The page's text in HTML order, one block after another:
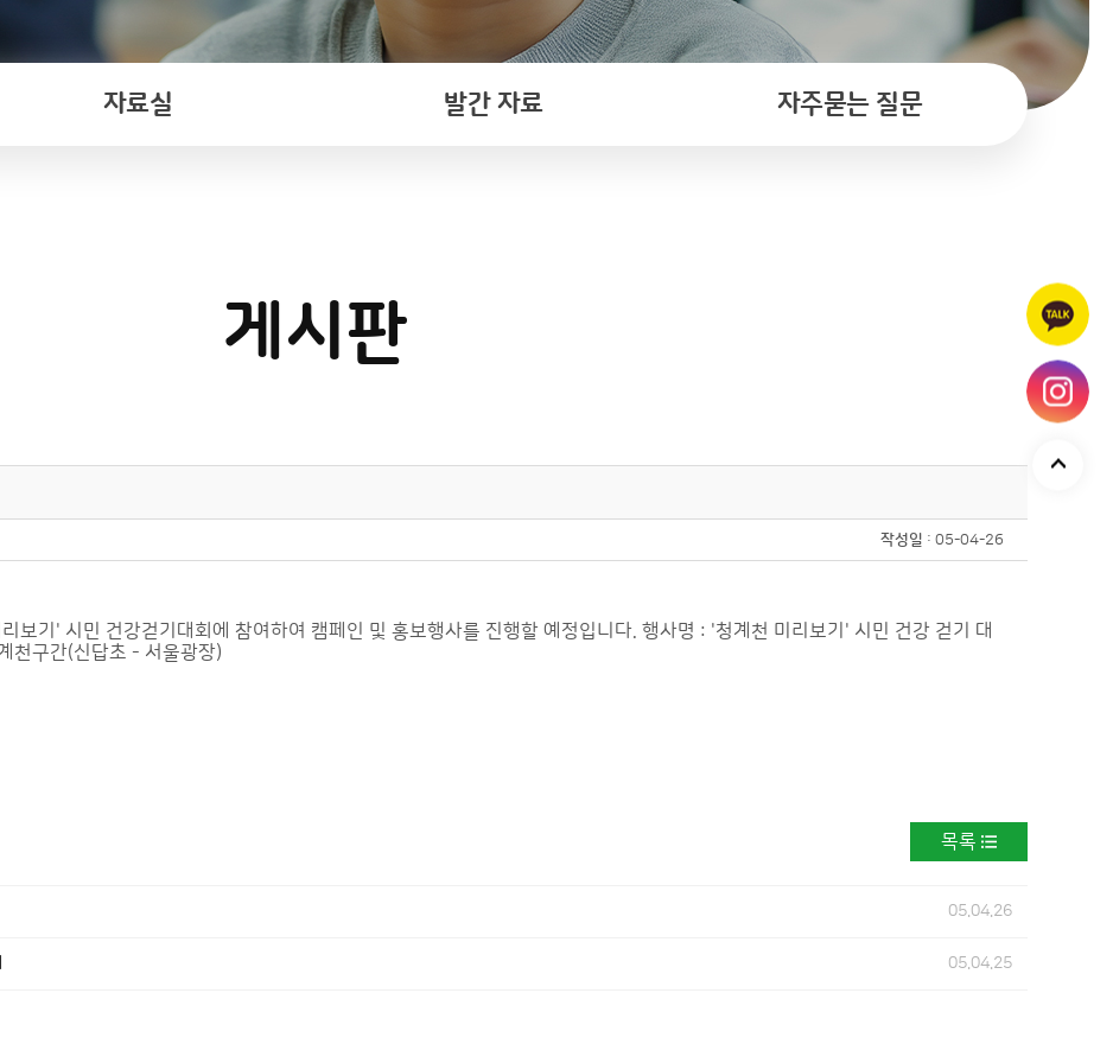
자료실 발간 자료 자주묻는 질문
게시판
작성일 : 05-04-26
보기' 시민 건강걷기대회에 참여하여 캠페인 및 홍보행사를 진행할 예정입니다. 행사명 : '청계천 미리보기' 시민 건강 걷기 대
구간(신답초 - 서울광장)
목록
05.04.26
05.04.25